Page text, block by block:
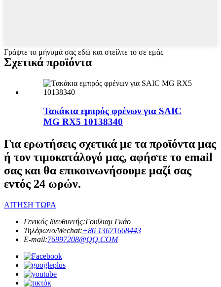
Γράψτε το μήνυμά σας εδώ και στείλτε το σε εμάς
Σχετικά προϊόντα
Τακάκια εμπρός φρένων για SAIC
MG RX5 10138340
Για ερωτήσεις σχετικά με τα προϊόντα μας
ή τον τιμοκατάλογό μας, αφήστε το email
σας και θα επικοινωνήσουμε μαζί σας
εντός 24 ωρών.
ΑΙΤΗΣΗ ΤΩΡΑ
Γενικός διευθυντής:Γουίλιαμ Γκάο
Τηλέφωνο/Wechat:+86 13671668443
E-mail:76997208@QQ.COM